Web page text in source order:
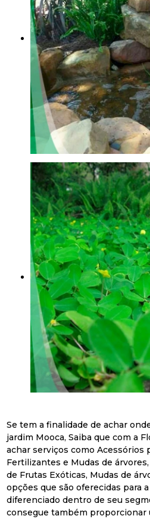
Se tem a finalidade de achar
jardim Mooca, Saiba que com a
achar serviços como Acessórios
Fertilizantes e Mudas de
de Frutas Exóticas, Mudas de
opções que são oferecidas para
diferenciado dentro de seu
consegue também proporcionar